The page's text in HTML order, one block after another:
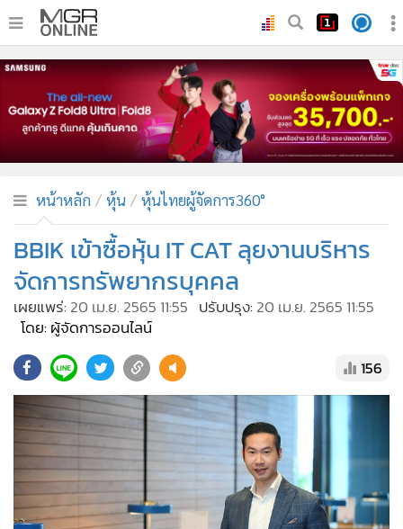
• หน้าหลัก
ทันเหตุการณ์
ภาคใต้
• ภูมิภาค
• บันเทิง
ผู้จัดการรายวัน
• คอลัมนิสต์
• ละคร
CbizReview
• ผู้จัดกวน
• Good health & Well-being
• Green Innovation & SD
• Management & HR
• MGR Live
• Infographic
หน้าหลัก หุ้น หุ้นไทยผู้จัดการ360°
BBIK เข้าซื้อหุ้น IT CAT ลุยงานบริหาร
จัดการทรัพยากรบุคคล
เผยแพร่: 20 เม.ย. 2565 11:55 ปรับปรุง: 20 เม.ย. 2565 11:55
โดย: ผู้จัดการออนไลน์
156